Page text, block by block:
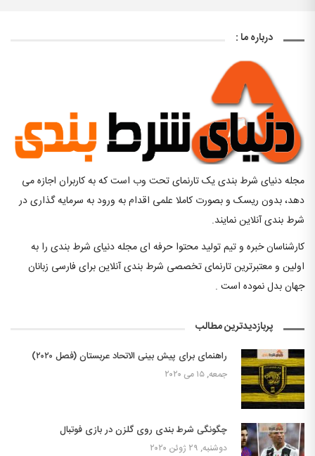
درباره ما :
مجله دنیای شرط بندی یک تارنمای تحت وب است که به کاربران اجازه می
دهد، بدون ریسک و بصورت کاملا علمی اقدام به ورود به سرمایه گذاری در
شرط بندی آنلاین نمایند.
کارشناسان خبره و تیم تولید محتوا حرفه ای مجله دنیای شرط بندی را به
اولین و معتبرترین تارنمای تخصصی شرط بندی آنلاین برای فارسی زبانان
جهان بدل نموده است .
پربازدیدترین مطالب
راهنمای برای پیش بینی الاتحاد عربستان (فصل ۲۰۲۰)
جمعه, ۱۵ می ۲۰۲۰
چگونگی شرط بندی روی گلزن در بازی فوتبال
دوشنبه, ۲۹ ژوئن ۲۰۲۰